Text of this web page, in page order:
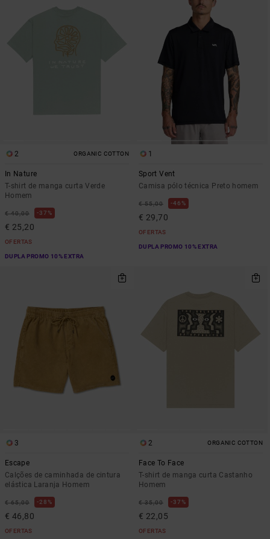
2 ORGANIC COTTON
In Nature
T-shirt de manga curta Verde
Homem
€ 40,00 37%
€ 25,20
OFERTAS
DUPLA PROMO 10% EXTRA
1
Sport Vent
Camisa pólo técnica Preto homem
€ 55,00 46%
€ 29,70
OFERTAS
DUPLA PROMO 10% EXTRA
3
Escape
Calções de caminhada de cintura
elástica Laranja Homem
€ 65,00 28%
€ 46,80
OFERTAS
2 ORGANIC COTTON
Face To Face
T-shirt de manga curta Castanho
Homem
€ 35,00 37%
€ 22,05
OFERTAS